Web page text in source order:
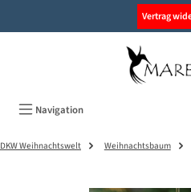
Vertrag
Navigation
DKW Weihnachtswelt Weihnachtsbaum